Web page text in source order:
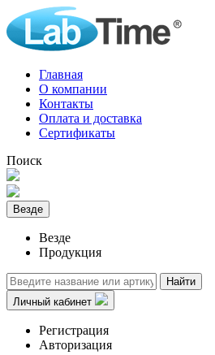
Главная
О компании
Контакты
Оплата и доставка
Сертификаты
Поиск
Везде
Везде
Продукция
Найти
Личный кабинет
Регистрация
Авторизация